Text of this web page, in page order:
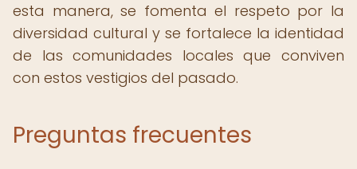
esta manera, se fomenta el respeto por la
diversidad cultural y se fortalece la identidad
de las comunidades locales que conviven
con estos vestigios del pasado.
Preguntas frecuentes